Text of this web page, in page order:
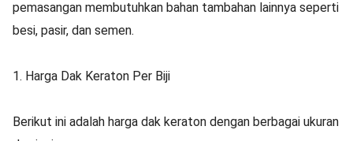
pemasangan membutuhkan bahan tambahan lainnya seperti
besi, pasir, dan semen.
1. Harga Dak Keraton Per Biji
Berikut ini adalah harga dak keraton dengan berbagai ukuran